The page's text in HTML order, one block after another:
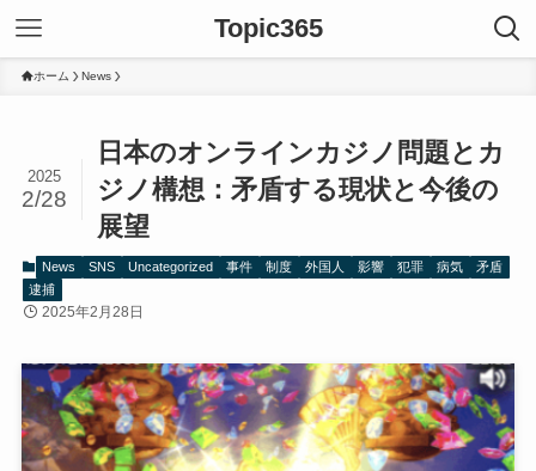
Topic365
ホーム News
日本のオンラインカジノ問題とカ
ジノ構想：矛盾する現状と今後の
展望
2025
2/28
News SNS Uncategorized 事件 制度 外国人 影響 犯罪 病気
矛盾
逮捕
2025年2月28日